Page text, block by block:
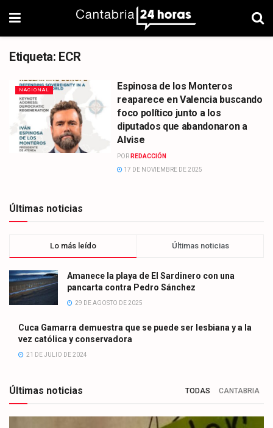
Etiqueta: ECR
NACIONAL
Espinosa de los Monteros
reaparece en Valencia buscando
foco político junto a los
diputados que abandonaron a
Alvise
POR REDACCIÓN
17 DE NOVIEMBRE DE 2025
Últimas noticias
Lo más leído Últimas noticias
Amanece la playa de El Sardinero con una
pancarta contra Pedro Sánchez
29 DE AGOSTO DE 2025
Cuca Gamarra demuestra que se puede ser lesbiana y a la
vez católica y conservadora
21 DE JULIO DE 2024
Últimas noticias TODAS CANTABRIA